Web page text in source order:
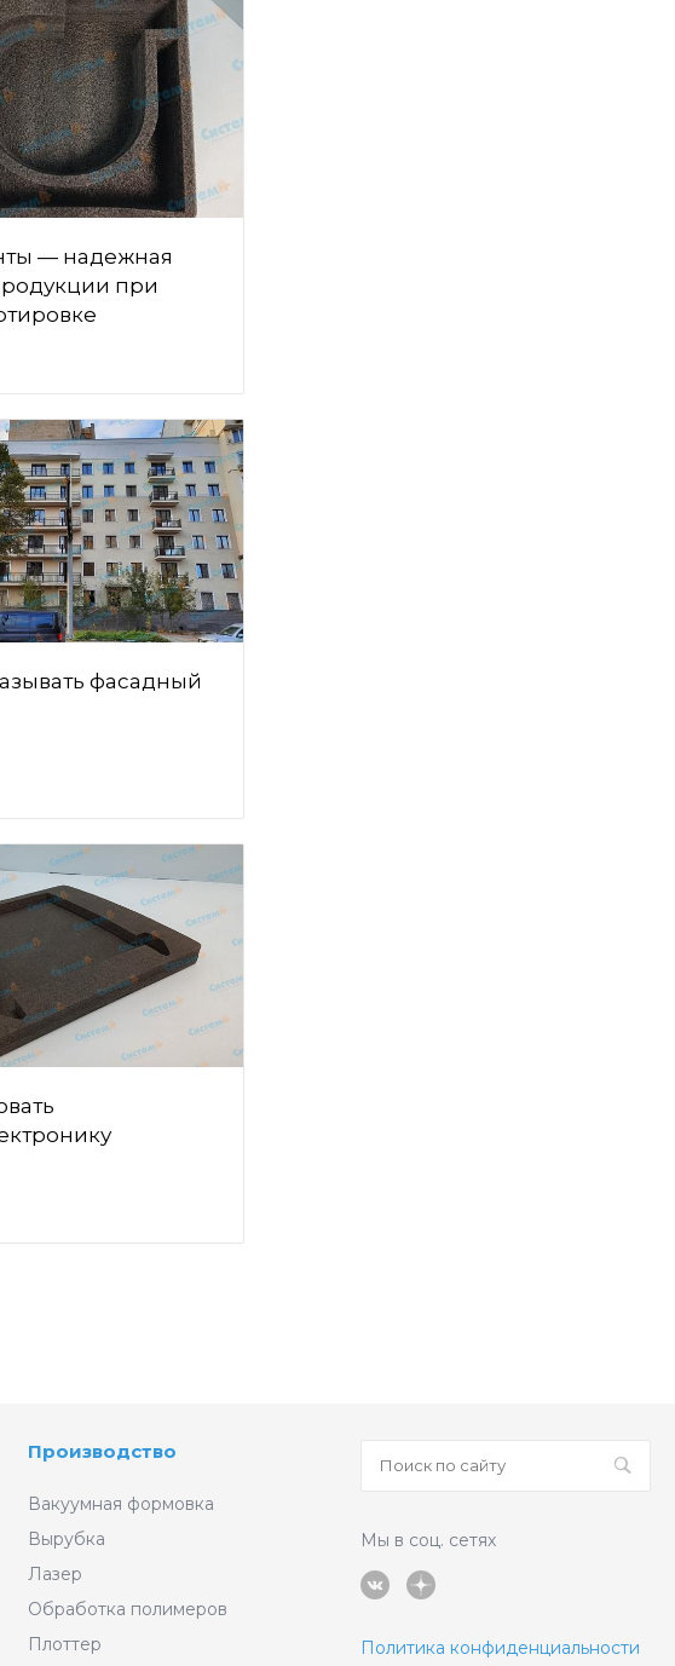
— надежная
при
фасадный
Производство
Вакуумная формовка
Вырубка
Лазер
Обработка полимеров
Плоттер
Мы в соц. сетях
Политика конфиденциальности